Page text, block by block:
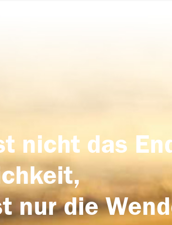
nicht das
nur die